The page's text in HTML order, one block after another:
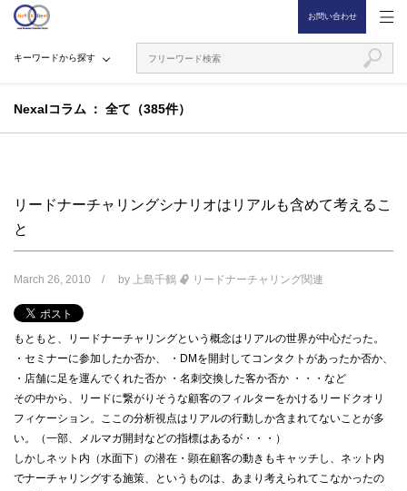
お問い合わせ
Nexalコラム 全て（385件）
キーワードから探す
リードナーチャリングシナリオはリアルも含めて考えるこ
と
March 26, 2010 by 上島千鶴 リードナーチャリング関連
もともと、リードナーチャリングという概念はリアルの世界が中心だった。
・セミナーに参加したか否か、 ・DMを開封してコンタクトがあったか否か、
・店舗に足を運んでくれた否か ・名刺交換した客か否か ・・・など
その中から、リードに繋がりそうな顧客のフィルターをかけるリードクオリ
フィケーション。ここの分析視点はリアルの行動しか含まれてないことが多
い。（一部、メルマガ開封などの指標はあるが・・・）
しかしネット内（水面下）の潜在・顕在顧客の動きもキャッチし、ネット内
でナーチャリングする施策、というものは、あまり考えられてこなかったの